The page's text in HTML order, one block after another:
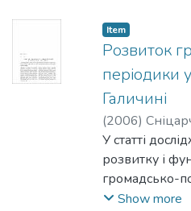
coverage in the
mass media
on the New
presidential
the Orange
compares the
various parties
Frame
background for
serves as a
Item
Розвиток
періодики
Галичині
(2006)
У статті
розвитку і
громадсько-
періодики у
Show more